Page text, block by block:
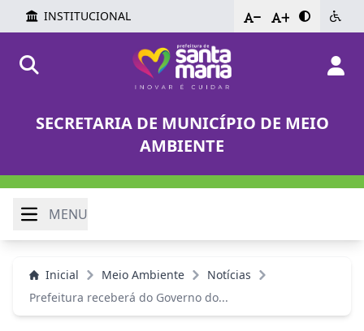
INSTITUCIONAL - +
SECRETARIA DE MUNICÍPIO DE MEIO
AMBIENTE
MENU
Inicial Meio Ambiente
Notícias
Prefeitura receberá do Governo do...